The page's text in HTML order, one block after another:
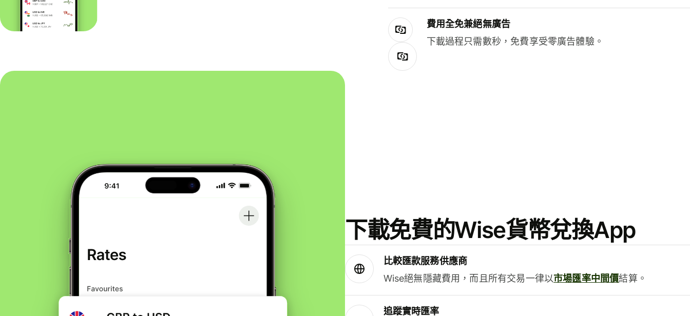
費用全免兼絕無廣告
下載過程只需數秒，免費享受零廣告體驗。
下載免費的Wise貨幣兌換App
比較匯款服務供應商
Wise絕無隱藏費用，而且所有交易一律以市場匯率中間價結算。
追蹤實時匯率